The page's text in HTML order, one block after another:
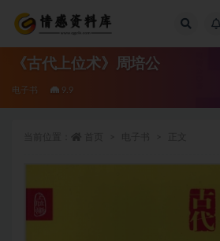
《古代上位术》周培公
电子书 9.9